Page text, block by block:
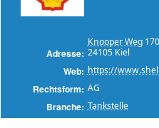
Adresse
Knooper Weg170
24105 Kiel
Web https://
Rechtsform AG
Branche Tankstelle